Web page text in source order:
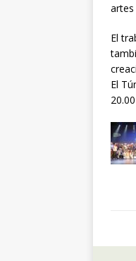
artes
El
El